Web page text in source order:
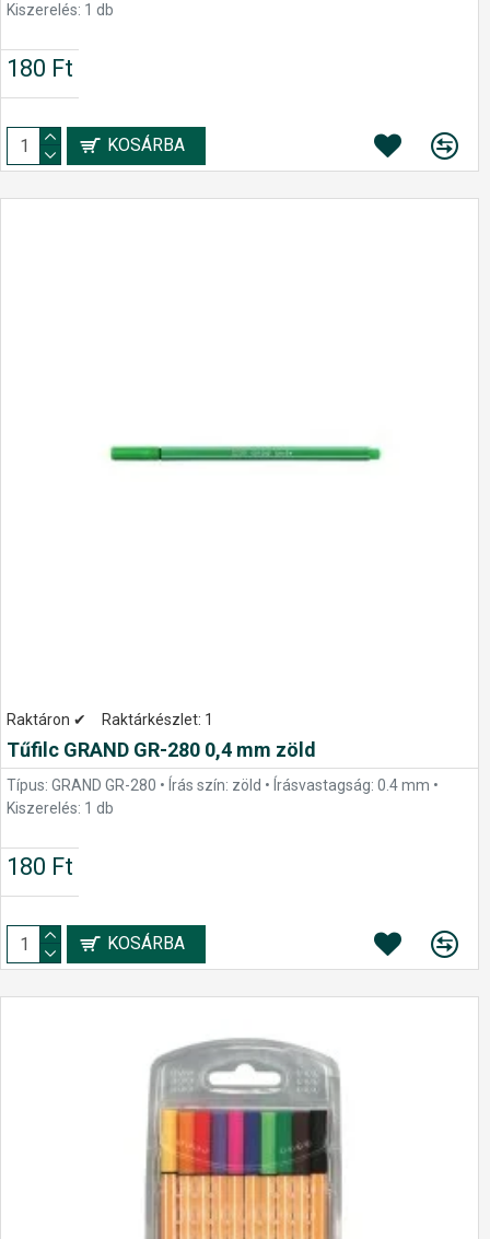
Kiszerelés: 1 db
180 Ft
KOSÁRBA
Raktáron ✔ Raktárkészlet: 1
Tűfilc GRAND GR-280 0,4 mm zöld
Típus: GRAND GR-280 • Írás szín: zöld • Írásvastagság: 0.4 mm •
Kiszerelés: 1 db
180 Ft
KOSÁRBA